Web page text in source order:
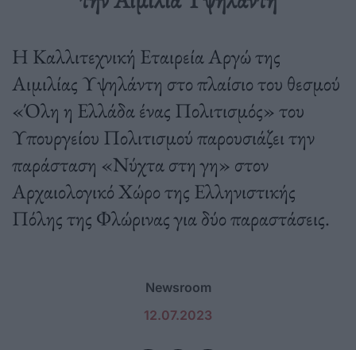
Η Καλλιτεχνική Εταιρεία Αργώ της
Αιμιλίας Υψηλάντη στο πλαίσιο του θεσμού
«Όλη η Ελλάδα ένας Πολιτισμός» του
Υπουργείου Πολιτισμού παρουσιάζει την
παράσταση «Νύχτα στη γη» στον
Αρχαιολογικό Χώρο της Ελληνιστικής
Πόλης της Φλώρινας για δύο παραστάσεις.
Newsroom
12.07.2023